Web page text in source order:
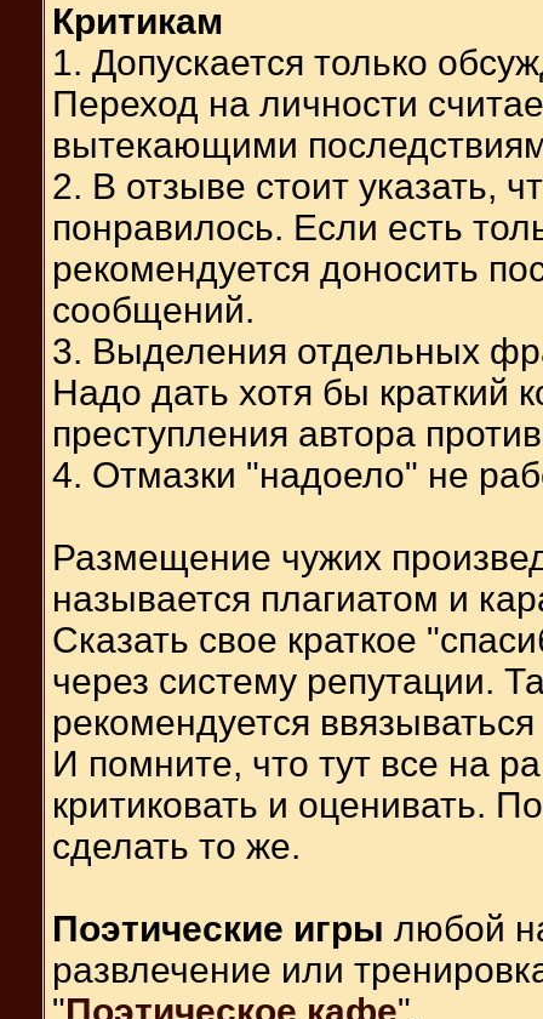
Критикам
1. Допускается только
Переход на личности
вытекающими
2. В отзыве стоит указать,
понравилось. Если есть
рекомендуется доносить
сообщений.
3. Выделения отдельных
Надо дать хотя бы
преступления автора
4. Отмазки "надоело" не
Размещение чужих
называется плагиатом и
Сказать свое краткое
через систему репутации.
рекомендуется
И помните, что тут все на
критиковать и оценивать.
сделать то же.
Поэтические игры любой
развлечение или